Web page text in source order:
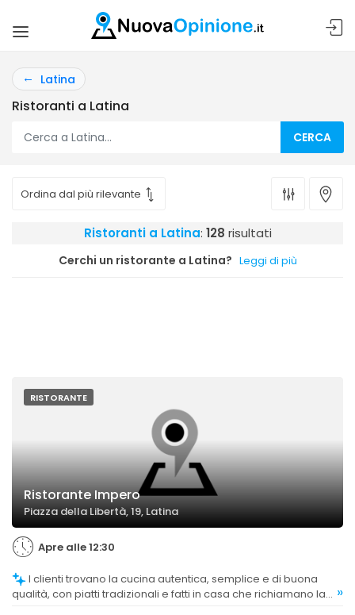
Latina
Ristoranti a Latina
CERCA
Ristoranti a Latina: 128 risultati
Cerchi un ristorante a Latina? Leggi di più
RISTORANTE
Ristorante Impero
Piazza della Libertà, 19, Latina
Apre alle 12:30
qualità, con piatti tradizionali e fatti in casa che richiamano la
»